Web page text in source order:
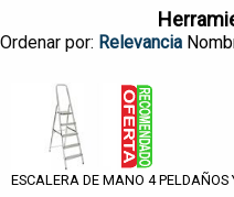
Ordenar por: Relevancia
ESCALERA DE MANO 4